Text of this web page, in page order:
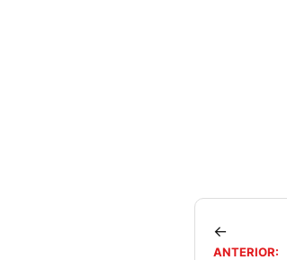
←
ANTERIOR: